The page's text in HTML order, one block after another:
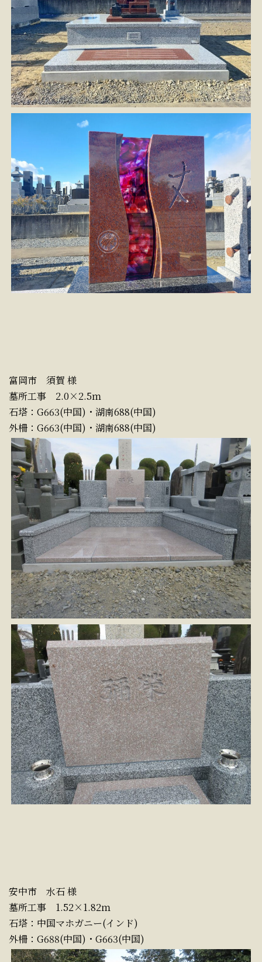
富岡市 須賀 様
墓所工事 2.0×2.5ｍ
石塔：G663(中国)・湖南688(中国)
外柵：G663(中国)・湖南688(中国)
安中市 水石 様
墓所工事 1.52×1.82ｍ
石塔：中国マホガニー(インド)
外柵：G688(中国)・G663(中国)